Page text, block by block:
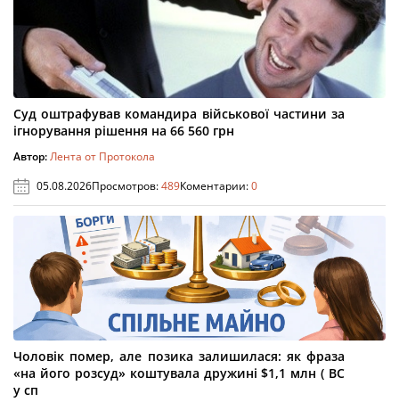
Суд оштрафував командира військової частини за
ігнорування рішення на 66 560 грн
Автор:Лента от Протокола
05.08.2026Просмотров:489Коментарии:0
Чоловік помер, але позика залишилася: як фраза
«на його розсуд» коштувала дружині $1,1 млн ( ВС
у сп